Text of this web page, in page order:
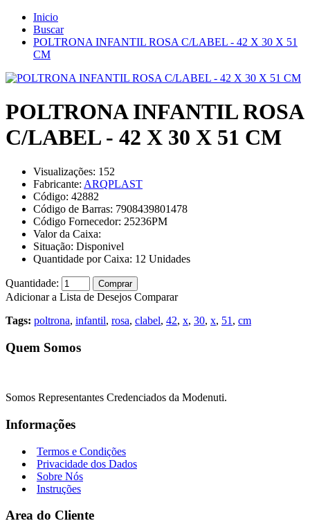
Inicio
Buscar
POLTRONA INFANTIL ROSA C/LABEL - 42 X 30 X 51
CM
POLTRONA INFANTIL ROSA
C/LABEL - 42 X 30 X 51 CM
Visualizações: 152
Fabricante: ARQPLAST
Código: 42882
Código de Barras: 7908439801478
Código Fornecedor: 25236PM
Valor da Caixa:
Situação: Disponivel
Quantidade por Caixa: 12 Unidades
Quantidade: Comprar
Adicionar a Lista de Desejos Comparar
Tags: poltrona, infantil, rosa, clabel, 42, x, 30, x, 51 , cm
Quem Somos
Somos Representantes Credenciados da Modenuti.
Informações
Termos e Condições
Privacidade dos Dados
Sobre Nós
Instruções
Area do Cliente